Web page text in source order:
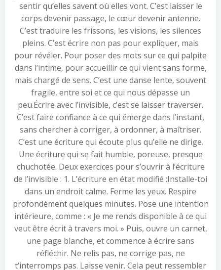
sentir qu’elles savent où elles vont. C’est laisser le
corps devenir passage, le cœur devenir antenne.
C’est traduire les frissons, les visions, les silences
pleins. C’est écrire non pas pour expliquer, mais
pour révéler. Pour poser des mots sur ce qui palpite
dans l’intime, pour accueillir ce qui vient sans forme,
mais chargé de sens. C’est une danse lente, souvent
fragile, entre soi et ce qui nous dépasse un
peu.Écrire avec l’invisible, c’est se laisser traverser.
C’est faire confiance à ce qui émerge dans l’instant,
sans chercher à corriger, à ordonner, à maîtriser.
C’est une écriture qui écoute plus qu’elle ne dirige.
Une écriture qui se fait humble, poreuse, presque
chuchotée. Deux exercices pour s’ouvrir à l’écriture
de l’invisible : 1. L’écriture en état modifié :Installe-toi
dans un endroit calme. Ferme les yeux. Respire
profondément quelques minutes. Pose une intention
intérieure, comme : « Je me rends disponible à ce qui
veut être écrit à travers moi. » Puis, ouvre un carnet,
une page blanche, et commence à écrire sans
réfléchir. Ne relis pas, ne corrige pas, ne
t’interromps pas. Laisse venir. Cela peut ressembler